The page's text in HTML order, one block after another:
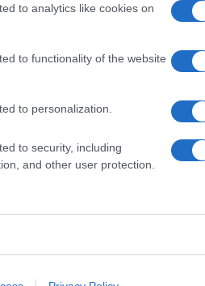
to analytics like cookies on
to functionality of the website
to personalization.
to security, including
and other user protection.
πονηρές, με τις
τάση και πώς
Το
ΔΕΙΤΕ